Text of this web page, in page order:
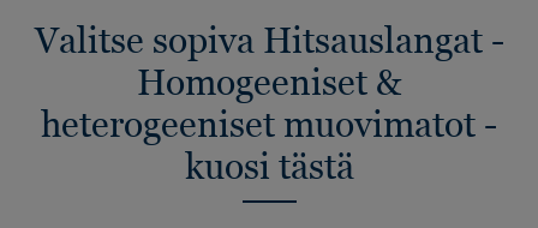
Valitse sopiva Hitsauslangat -
Homogeeniset &
heterogeeniset muovimatot -
kuosi tästä